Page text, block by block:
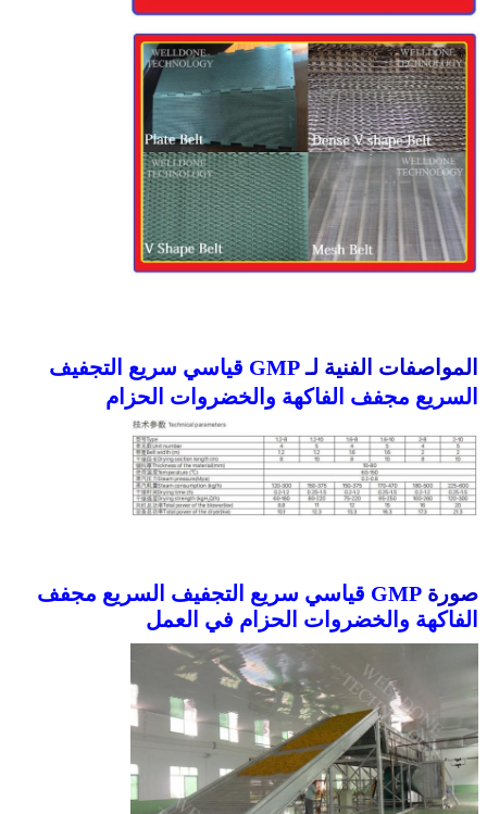
المواصفات الفنية لـ
GMP قياسي سريع التجفيف
السريع مجفف الفاكهة والخضروات الحزام
صورة
GMP قياسي سريع التجفيف السريع مجفف
الفاكهة والخضروات الحزام في العمل